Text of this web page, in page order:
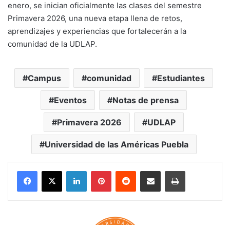
enero, se inician oficialmente las clases del semestre
Primavera 2026, una nueva etapa llena de retos,
aprendizajes y experiencias que fortalecerán a la
comunidad de la UDLAP.
Campus comunidad Estudiantes
Eventos Notas de prensa
Primavera 2026 UDLAP
Universidad de las Américas Puebla
LinkedInPinterestReddit Share via Email Print